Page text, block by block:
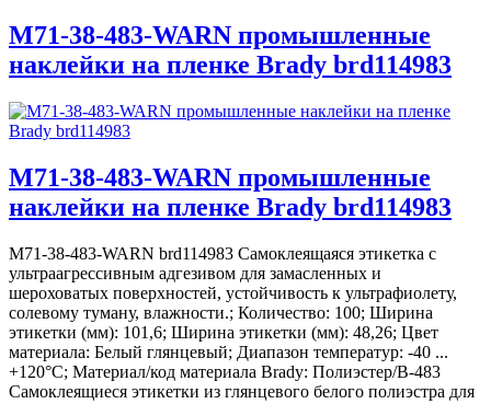
M71-38-483-WARN промышленные
наклейки на пленке Brady brd114983
M71-38-483-WARN промышленные
наклейки на пленке Brady brd114983
M71-38-483-WARN brd114983 Самоклеящаяся этикетка с
ультраагрессивным адгезивом для замасленных и
шероховатых поверхностей, устойчивость к ультрафиолету,
солевому туману, влажности.; Количество: 100; Ширина
этикетки (мм): 101,6; Ширина этикетки (мм): 48,26; Цвет
материала: Белый глянцевый; Диапазон температур: -40 ...
+120°С; Материал/код материала Brady: Полиэстер/В-483
Самоклеящиеся этикетки из глянцевого белого полиэстра для